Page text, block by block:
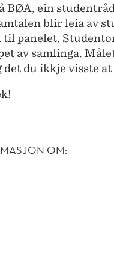
BØA, ein
blir leia av
panelet.
av samlinga.
det du ikkje visste
OM: